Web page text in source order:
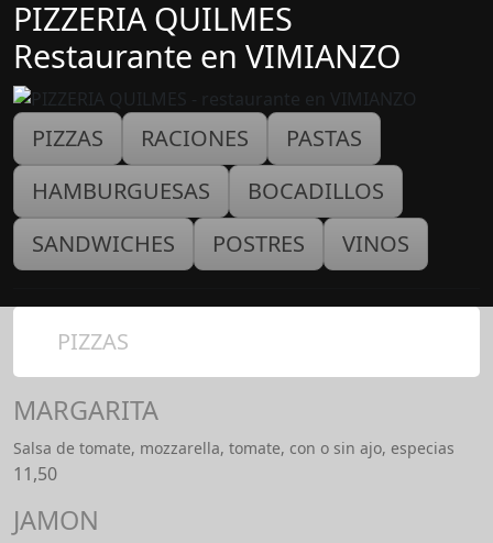
PIZZERIA QUILMES
Restaurante en VIMIANZO
PIZZAS RACIONES
PASTAS
HAMBURGUESAS
BOCADILLOS
SANDWICHES
POSTRES VINOS
PIZZAS
MARGARITA
Salsa de tomate, mozzarella, tomate, con o sin ajo, especias
11,50
JAMON